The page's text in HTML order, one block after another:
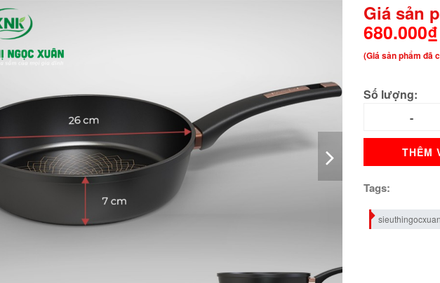
Giá sản
680.000₫
(Giá sản phẩm đã
Số lượng:
THÊM
Tags: